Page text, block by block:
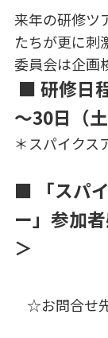
来年の研修ツ
たちが更に刺
委員会は企画
■ 研修日
～30日（
＊スパイク
■
「スパ
ー」参加
＞
☆お問合せ